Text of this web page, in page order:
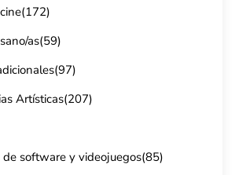
(172)
as(59)
(97)
Artísticas(207)
de software y videojuegos(85)